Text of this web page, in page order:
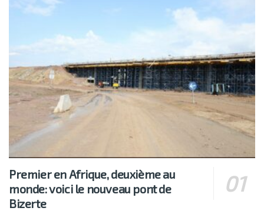
Premier en Afrique, deuxième au
monde: voici le nouveau pont de
Bizerte